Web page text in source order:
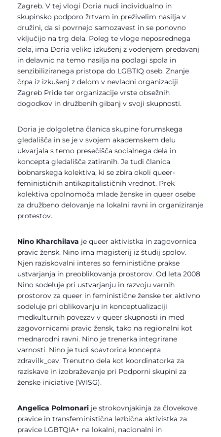
Zagreb. V tej vlogi Doria nudi individualno in
skupinsko podporo žrtvam in preživelim nasilja v
družini, da si povrnejo samozavest in se ponovno
vključijo na trg dela. Poleg te vloge neposrednega
dela, ima Doria veliko izkušenj z vodenjem predavanj
in delavnic na temo nasilja na podlagi spola in
senzibiliziranega pristopa do LGBTIQ oseb. Znanje
črpa iz izkušenj z delom v nevladni organizaciji
Zagreb Pride ter organizacije vrste obsežnih
dogodkov in družbenih gibanj v svoji skupnosti.
Doria je dolgoletna članica skupine forumskega
gledališča in se je v svojem akademskem delu
ukvarjala s temo presečišča socialnega dela in
koncepta gledališča zatiranih. Je tudi članica
bobnarskega kolektiva, ki se zbira okoli queer-
feminističnih antikapitalističnih vrednot. Prek
kolektiva opolnomoča mlade ženske in queer osebe
za družbeno delovanje na lokalni ravni in organiziranje
protestov.
Nino Kharchilava je queer aktivistka in zagovornica
pravic žensk. Nino ima magisterij iz študij spolov.
Njen raziskovalni interes so feministične prakse
ustvarjanja in preoblikovanja prostorov. Od leta 2008
Nino sodeluje pri ustvarjanju in razvoju varnih
prostorov za queer in feministične ženske ter aktivno
sodeluje pri oblikovanju in konceptualizaciji
medkulturnih povezav v queer skupnosti in med
zagovornicami pravic žensk, tako na regionalni kot
mednarodni ravni. Nino je trenerka integrirane
varnosti. Nino je tudi soavtorica koncepta
zdravilk_cev. Trenutno dela kot koordinatorka za
raziskave in izobraževanje pri Podporni skupini za
ženske iniciative (WISG).
Angelica Polmonari je strokovnjakinja za človekove
pravice in transfeministična lezbična aktivistka za
pravice LGBTQIA+ na lokalni, nacionalni in